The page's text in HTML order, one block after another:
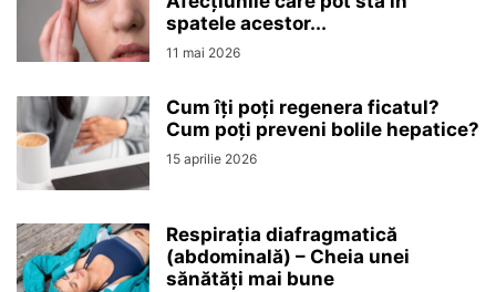
spatele acestor...
11 mai 2026
Cum îți poți regenera ficatul?
Cum poți preveni bolile hepatice?
15 aprilie 2026
Respirația diafragmatică
(abdominală) – Cheia unei
sănătăți mai bune